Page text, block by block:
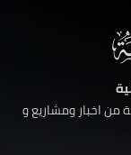
من اخبار ومشاريع و